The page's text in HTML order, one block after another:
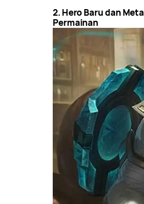
2. Hero Baru dan Meta
Permainan